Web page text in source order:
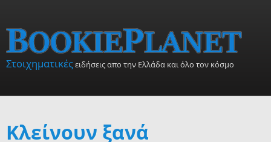
Στοιχηματικέςειδήσεις απο την Ελλάδα και όλο τον κόσμο
Κλείνουν ξανά